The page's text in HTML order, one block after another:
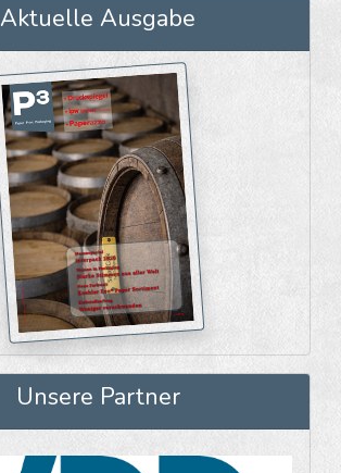
Aktuelle Ausgabe
Unsere Partner